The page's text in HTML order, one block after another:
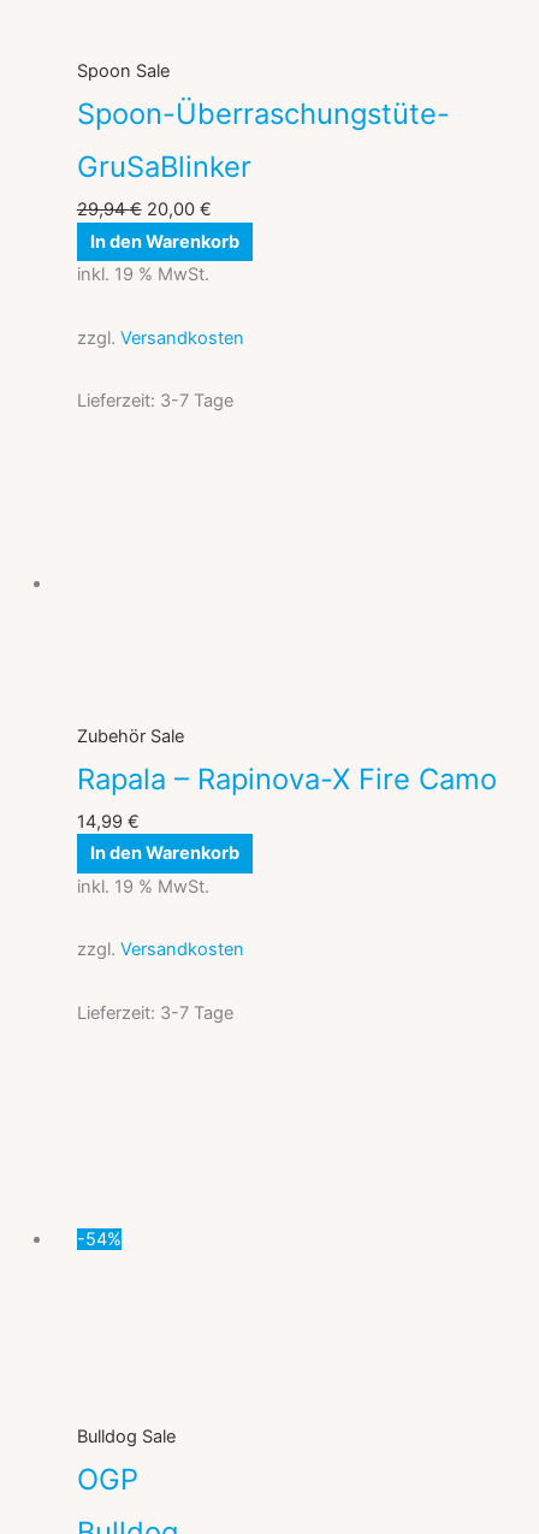
Spoon Sale
Spoon-Überraschungstüte-
GruSaBlinker
29,94€ 20,00 €
In den Warenkorb
inkl. 19 % MwSt.
zzgl. Versandkosten
Lieferzeit: 3-7 Tage
Zubehör Sale
Rapala – Rapinova-X Fire Camo
14,99 €
In den Warenkorb
inkl. 19 % MwSt.
zzgl. Versandkosten
Lieferzeit: 3-7 Tage
-54%
Bulldog Sale
OGP